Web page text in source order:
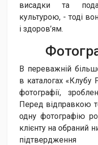
висадки та
культурою, - тоді
і здоров’ям.
В переважній
в каталогах «Клубу
фотографії,
Перед відправкою
одну фотографію
клієнту на обраний
підтвердження